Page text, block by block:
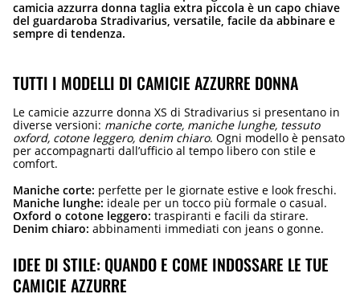
camicia azzurra donna taglia extra piccola è un capo chiave
del guardaroba Stradivarius, versatile, facile da abbinare e
sempre di tendenza.
TUTTI I MODELLI DI CAMICIE AZZURRE DONNA
Le camicie azzurre donna XS di Stradivarius si presentano in
diverse versioni: maniche corte, maniche lunghe, tessuto
oxford, cotone leggero, denim chiaro. Ogni modello è pensato
per accompagnarti dall’ufficio al tempo libero con stile e
comfort.
Maniche corte: perfette per le giornate estive e look freschi.
Maniche lunghe: ideale per un tocco più formale o casual.
Oxford o cotone leggero: traspiranti e facili da stirare.
Denim chiaro: abbinamenti immediati con jeans o gonne.
IDEE DI STILE: QUANDO E COME INDOSSARE LE TUE
CAMICIE AZZURRE